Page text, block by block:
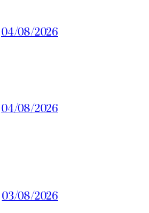
04/08/2026
04/08/2026
03/08/2026